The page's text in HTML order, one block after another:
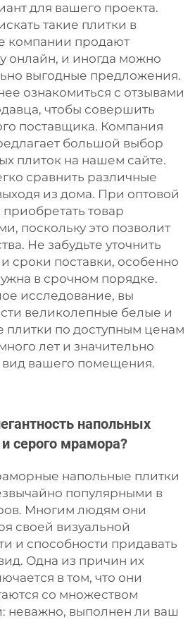
для вашего проекта.
такие плитки в
компании продают
онлайн, и иногда можно
выгодные предложения.
ознакомиться с отзывами
чтобы совершить
поставщика. Компания
большой выбор
плиток на нашем сайте.
сравнить различные
из дома. При оптовой
товар
поскольку это позволит
Не забудьте уточнить
сроки поставки, особенно
в срочном порядке.
исследование, вы
великолепные белые и
по доступным ценам
лет и значительно
вашего помещения.
напольных
серого мрамора?
напольные плитки
популярными в
Многим людям они
своей визуальной
и способности придавать
Одна из причин их
в том, что они
со множеством
неважно, выполнен ли ваш